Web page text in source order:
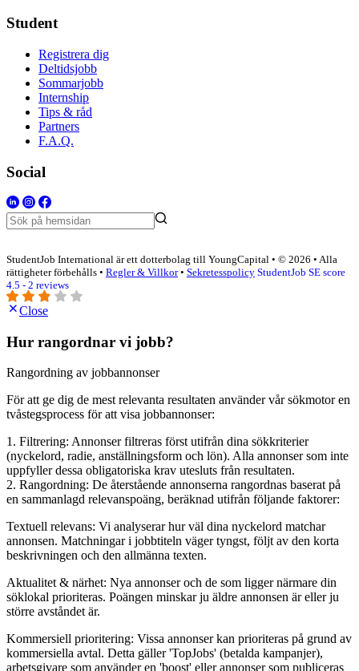
Student
Registrera dig
Deltidsjobb
Sommarjobb
Internship
Tips & råd
Partners
F.A.Q.
Social
StudentJob International är ett dotterbolag till YoungCapital • © 2026 • Alla
rättigheter förbehålls • Regler & Villkor• Sekretesspolicy StudentJob SE score
4.5 - 2 reviews
Close
Hur rangordnar vi jobb?
Rangordning av jobbannonser
För att ge dig de mest relevanta resultaten använder vår sökmotor en
tvåstegsprocess för att visa jobbannonser:
1. Filtrering: Annonser filtreras först utifrån dina sökkriterier
(nyckelord, radie, anställningsform och lön). Alla annonser som inte
uppfyller dessa obligatoriska krav utesluts från resultaten.
2. Rangordning: De återstående annonserna rangordnas baserat på
en sammanlagd relevanspoäng, beräknad utifrån följande faktorer:
Textuell relevans: Vi analyserar hur väl dina nyckelord matchar
annonsen. Matchningar i jobbtiteln väger tyngst, följt av den korta
beskrivningen och den allmänna texten.
Aktualitet & närhet: Nya annonser och de som ligger närmare din
söklokal prioriteras. Poängen minskar ju äldre annonsen är eller ju
större avståndet är.
Kommersiell prioritering: Vissa annonser kan prioriteras på grund av
kommersiella avtal. Detta gäller 'TopJobs' (betalda kampanjer),
arbetsgivare som använder en 'boost' eller annonser som publiceras